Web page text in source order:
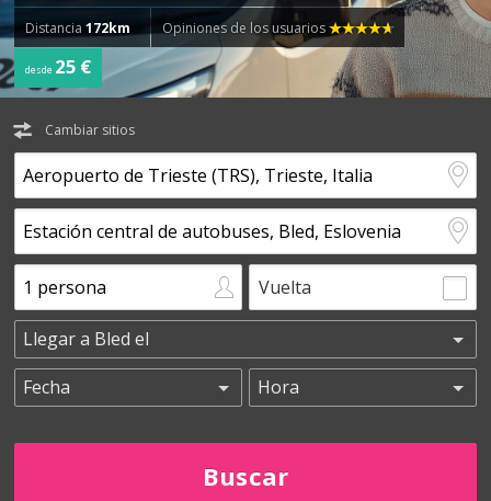
Distancia172km Opiniones de los usuarios
desde 25 €
Cambiar sitios
Vuelta